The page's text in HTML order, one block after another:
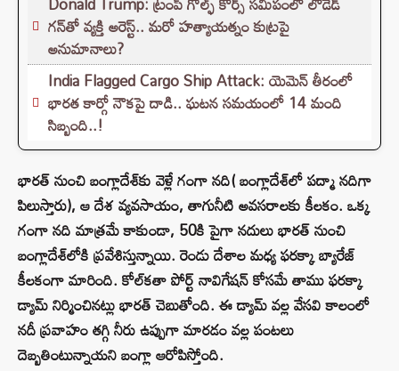
గన్‌తో వ్యక్తి అరెస్ట్.. మరో హత్యాయత్నం కుట్రపై
అనుమానాలు?
India Flagged Cargo Ship Attack: యెమెన్ తీరంలో
భారత కార్గో నౌకపై దాడి.. ఘటన సమయంలో 14 మంది
సిబ్బంది..!
భారత్ నుంచి బంగ్లాదేశ్‌కు వెళ్లే గంగా నది( బంగ్లాదేశ్‌లో పద్మా నదిగా
పిలుస్తారు), ఆ దేశ వ్యవసాయం, తాగునీటి అవసరాలకు కీలకం. ఒక్క
గంగా నది మాత్రమే కాకుండా, 50కి పైగా నదులు భారత్ నుంచి
బంగ్లాదేశ్‌లోకి ప్రవేశిస్తున్నాయి. రెండు దేశాల మధ్య ఫరక్కా బ్యారేజ్
కీలకంగా మారింది. కోల్‌కతా పోర్ట్ నావిగేషన్‌ కోసమే తాము ఫరక్కా
డ్యామ్ నిర్మించినట్లు భారత్ చెబుతోంది. ఈ డ్యామ్ వల్ల వేసవి కాలంలో
నదీ ప్రవాహం తగ్గి నీరు ఉప్పుగా మారడం వల్ల పంటలు
దెబ్బతింటున్నాయని బంగ్లా ఆరోపిస్తోంది.